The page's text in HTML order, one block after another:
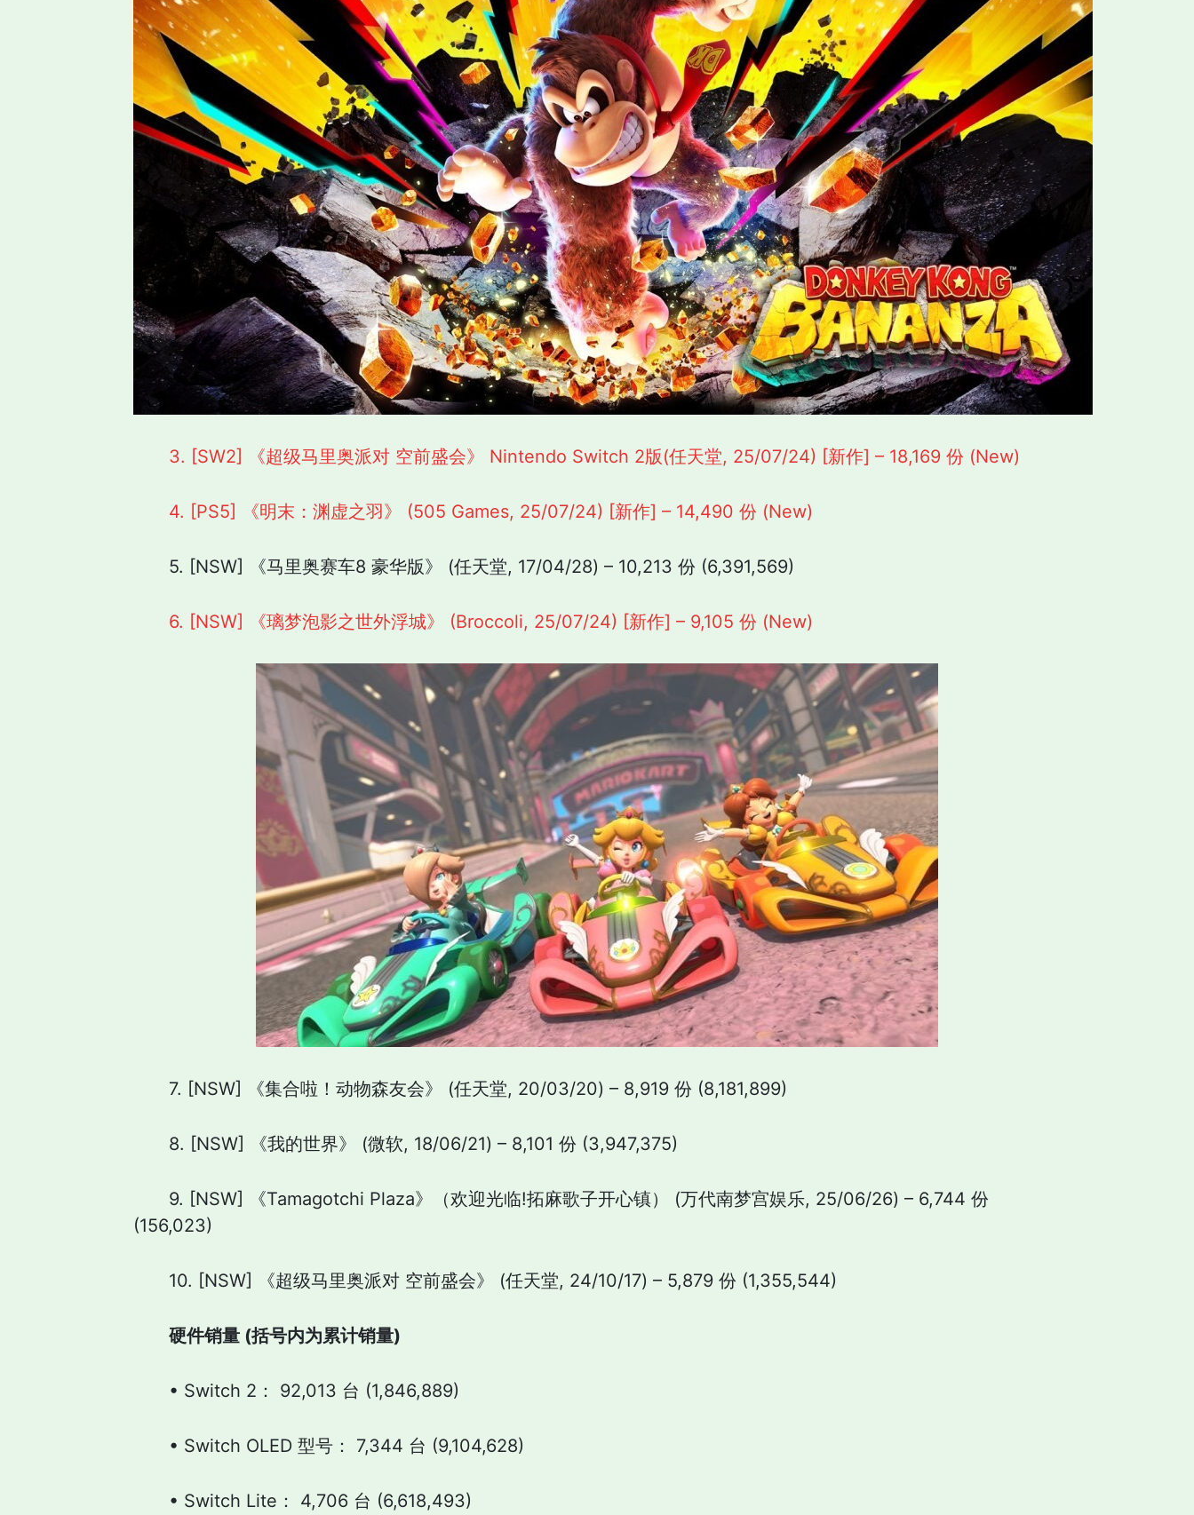
3. [SW2] 《超级马里奥派对 空前盛会》 Nintendo Switch 2版(任天堂, 25/07/24) [新作] – 18,169 份 (New)
4. [PS5] 《明末：渊虚之羽》 (505 Games, 25/07/24) [新作] – 14,490 份 (New)
5. [NSW] 《马里奥赛车8 豪华版》 (任天堂, 17/04/28) – 10,213 份 (6,391,569)
6. [NSW] 《璃梦泡影之世外浮城》 (Broccoli, 25/07/24) [新作] – 9,105 份 (New)
7. [NSW] 《集合啦！动物森友会》 (任天堂, 20/03/20) – 8,919 份 (8,181,899)
8. [NSW] 《我的世界》 (微软, 18/06/21) – 8,101 份 (3,947,375)
9. [NSW] 《Tamagotchi Plaza》（欢迎光临!拓麻歌子开心镇） (万代南梦宫娱乐, 25/06/26) – 6,744 份
(156,023)
10. [NSW] 《超级马里奥派对 空前盛会》 (任天堂, 24/10/17) – 5,879 份 (1,355,544)
硬件销量 (括号内为累计销量)
• Switch 2： 92,013 台 (1,846,889)
• Switch OLED 型号： 7,344 台 (9,104,628)
• Switch Lite： 4,706 台 (6,618,493)